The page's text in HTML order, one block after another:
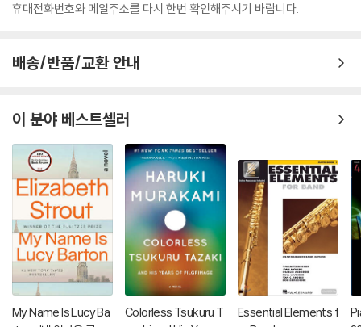
휴대전화번호와 메일주소를 다시 한번 확인해주시기 바랍니다.
배송/반품/교환 안내
이 분야 베스트셀러
My Name Is Lucy Ba
Colorless Tsukuru T
Essential Elements f